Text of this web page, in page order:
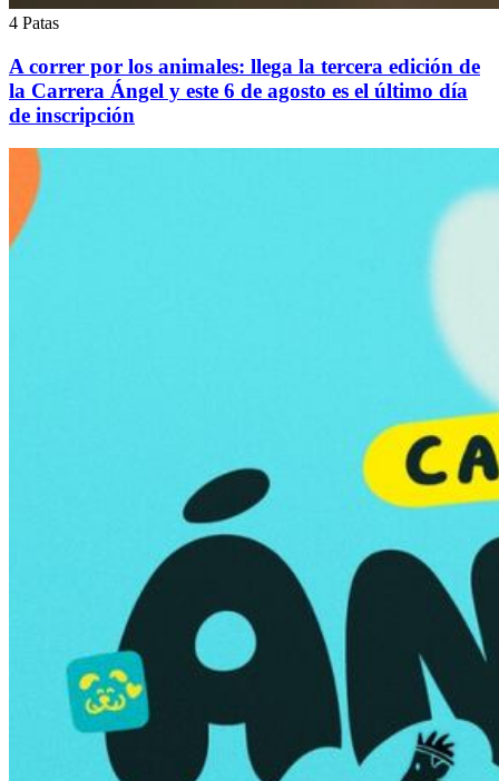
4 Patas
A correr por los animales: llega la tercera edición de
la Carrera Ángel y este 6 de agosto es el último día
de inscripción